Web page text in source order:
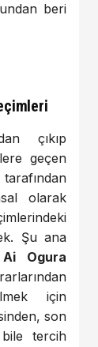
beri
çıkıp
geçen
tarafından
olarak
Şu ana
Ai Ogura
için
son
bile tercih